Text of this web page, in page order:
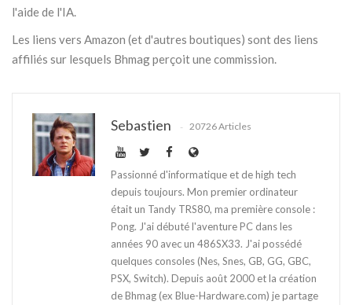
l'aide de l'IA.
Les liens vers Amazon (et d'autres boutiques) sont des liens
affiliés sur lesquels Bhmag perçoit une commission.
Sebastien 20726 Articles
Passionné d'informatique et de high tech
depuis toujours. Mon premier ordinateur
était un Tandy TRS80, ma première console :
Pong. J'ai débuté l'aventure PC dans les
années 90 avec un 486SX33. J'ai possédé
quelques consoles (Nes, Snes, GB, GG, GBC,
PSX, Switch). Depuis août 2000 et la création
de Bhmag (ex Blue-Hardware.com) je partage